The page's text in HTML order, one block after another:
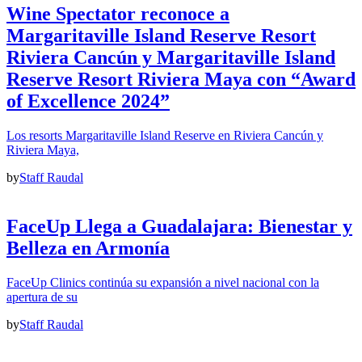
Wine Spectator reconoce a
Margaritaville Island Reserve Resort
Riviera Cancún y Margaritaville Island
Reserve Resort Riviera Maya con “Award
of Excellence 2024”
Los resorts Margaritaville Island Reserve en Riviera Cancún y
Riviera Maya,
byStaff Raudal
FaceUp Llega a Guadalajara: Bienestar y
Belleza en Armonía
FaceUp Clinics continúa su expansión a nivel nacional con la
apertura de su
byStaff Raudal